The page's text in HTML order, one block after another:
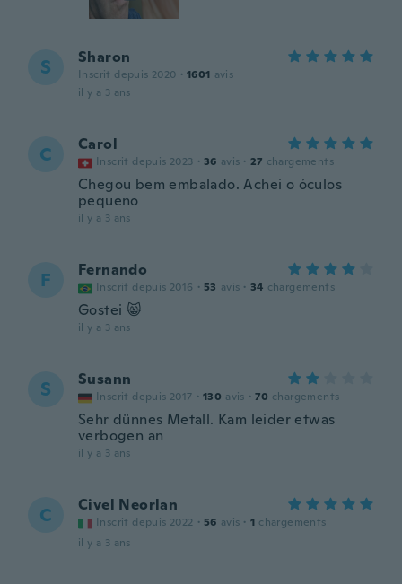
S Sharon
Inscrit depuis 2020 · 1601 avis
il y a 3 ans
C Carol
Inscrit depuis 2023 · 36 avis · 27 chargements
Chegou bem embalado. Achei o óculos
pequeno
il y a 3 ans
F Fernando
Inscrit depuis 2016 · 53 avis · 34 chargements
Gostei 😸
il y a 3 ans
S Susann
Inscrit depuis 2017 · 130 avis · 70 chargements
Sehr dünnes Metall. Kam leider etwas
verbogen an
il y a 3 ans
C Civel Neorlan
Inscrit depuis 2022 · 56 avis · 1 chargements
il y a 3 ans